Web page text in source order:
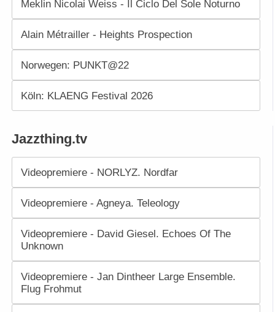
Meklin Nicolai Weiss - Il Ciclo Del Sole Noturno
Alain Métrailler - Heights Prospection
Norwegen: PUNKT@22
Köln: KLAENG Festival 2026
Jazzthing.tv
Videopremiere - NORLYZ. Nordfar
Videopremiere - Agneya. Teleology
Videopremiere - David Giesel. Echoes Of The
Unknown
Videopremiere - Jan Dintheer Large Ensemble.
Flug Frohmut